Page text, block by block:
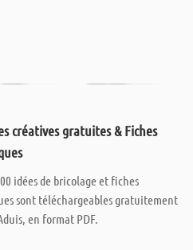
créatives gratuites & Fiches
idées de bricolage et fiches
sont téléchargeables gratuitement
en format PDF.